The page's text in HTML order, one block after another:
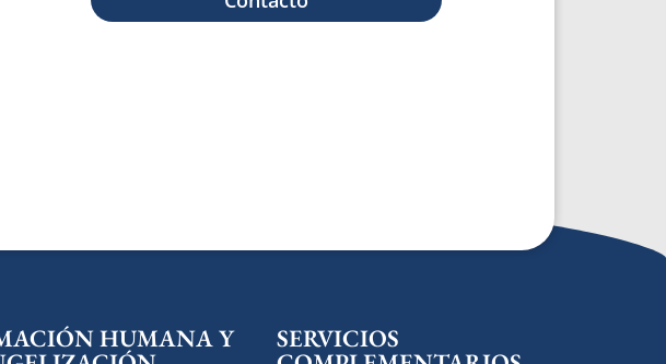
HUMANA Y SERVICIOS